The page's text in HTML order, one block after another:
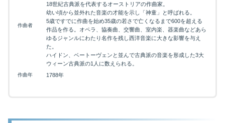
作曲者
18世紀古典派を代表するオーストリアの作曲家。
幼い頃から並外れた音楽の才能を示し「神童」と呼ばれる。
5歳ですでに作曲を始め35歳の若さで亡くなるまで600を超える
作品を作る。オペラ、協奏曲、交響曲、室内楽、器楽曲などあら
ゆるジャンルにわたり名作を残し西洋音楽に大きな影響を与え
た。
ハイドン、ベートーヴェンと並んで古典派の音楽を形成した3大
ウィーン古典派の1人に数えられる。
作曲年 1788年